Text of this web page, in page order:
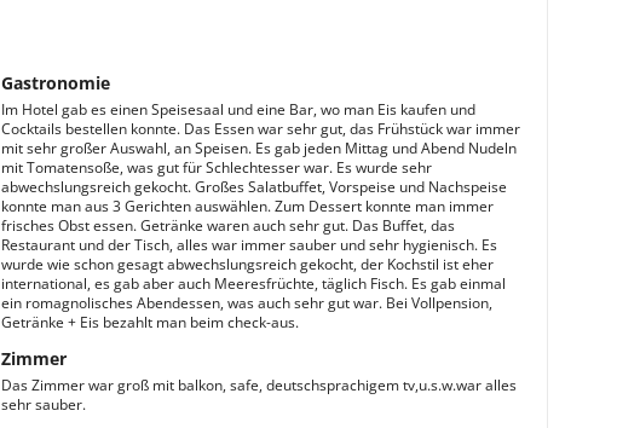
Gastronomie
Im Hotel gab es einen Speisesaal und eine Bar, wo man Eis kaufen und
Cocktails bestellen konnte. Das Essen war sehr gut, das Frühstück war immer
mit sehr großer Auswahl, an Speisen. Es gab jeden Mittag und Abend Nudeln
mit Tomatensoße, was gut für Schlechtesser war. Es wurde sehr
abwechslungsreich gekocht. Großes Salatbuffet, Vorspeise und Nachspeise
konnte man aus 3 Gerichten auswählen. Zum Dessert konnte man immer
frisches Obst essen. Getränke waren auch sehr gut. Das Buffet, das
Restaurant und der Tisch, alles war immer sauber und sehr hygienisch. Es
wurde wie schon gesagt abwechslungsreich gekocht, der Kochstil ist eher
international, es gab aber auch Meeresfrüchte, täglich Fisch. Es gab einmal
ein romagnolisches Abendessen, was auch sehr gut war. Bei Vollpension,
Getränke + Eis bezahlt man beim check-aus.
Zimmer
Das Zimmer war groß mit balkon, safe, deutschsprachigem tv,u.s.w.war alles
sehr sauber.